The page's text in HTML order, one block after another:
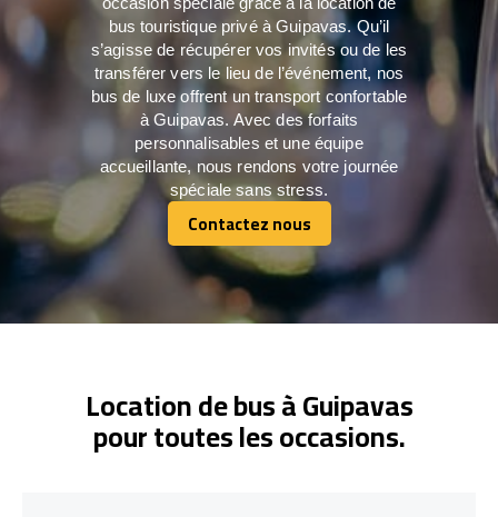
bus touristique privé à Guipavas. Qu’il
s’agisse de récupérer vos invités ou de les
transférer vers le lieu de l’événement, nos
bus de luxe offrent un transport confortable
à Guipavas. Avec des forfaits
personnalisables et une équipe
accueillante, nous rendons votre journée
spéciale sans stress.
Contactez nous
Contactez nous
Location de bus à Guipavas
pour toutes les occasions.